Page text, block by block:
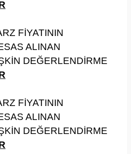
FİYATININ
ALINAN
DEĞERLENDİRME
FİYATININ
ALINAN
DEĞERLENDİRME